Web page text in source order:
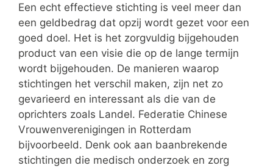
Een echt effectieve stichting is veel meer dan
een geldbedrag dat opzij wordt gezet voor een
goed doel. Het is het zorgvuldig bijgehouden
product van een visie die op de lange termijn
wordt bijgehouden. De manieren waarop
stichtingen het verschil maken, zijn net zo
gevarieerd en interessant als die van de
oprichters zoals Landel. Federatie Chinese
Vrouwenverenigingen in Rotterdam
bijvoorbeeld. Denk ook aan baanbrekende
stichtingen die medisch onderzoek en zorg